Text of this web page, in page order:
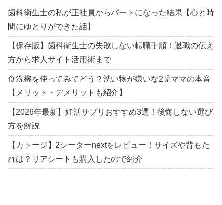
歯科衛生士の私が正社員からパートになった結果【心と時
間にゆとりができた話】
【保存版】歯科衛生士の失敗しない転職手順！退職の伝え
方から求人サイト活用術まで
食洗機を使ってみてどう？洗い物が嫌いな2児ママの本音
【メリット・デメリットも紹介】
【2026年最新】妊活サプリおすすめ3選！後悔しない選び
方を解説
【カトージ】2シーターnextをレビュー！サイズや背もた
れは？リアシートも購入したので紹介